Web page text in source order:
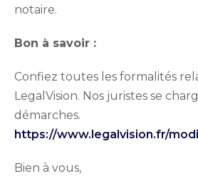
notaire.
Bon à savoir :
Confiez toutes les formalités
LegalVision. Nos juristes se
démarches.
https://www.legalvision.fr/
Bien à vous,